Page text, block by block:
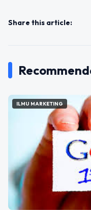
Share this article:
ILMU MARKETING